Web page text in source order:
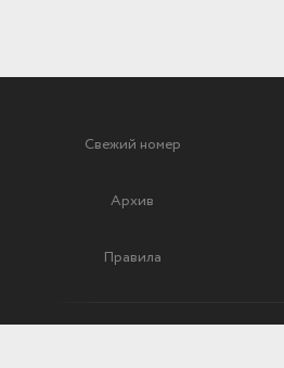
Свежий номер
Архив
Правила